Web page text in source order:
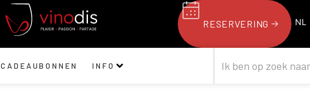
RESERVERING NL
FR
CADEAUBONNEN INFO